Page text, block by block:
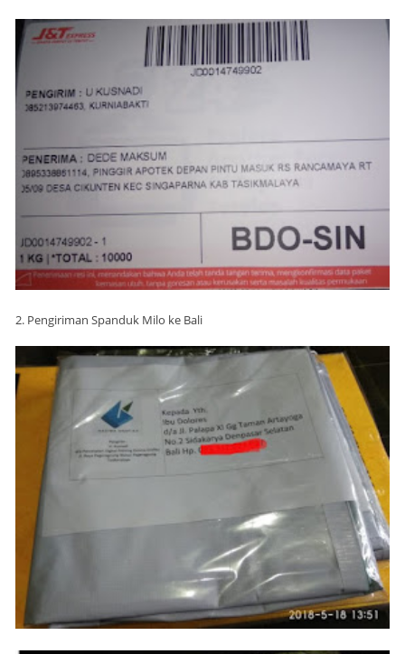
2. Pengiriman Spanduk Milo ke Bali